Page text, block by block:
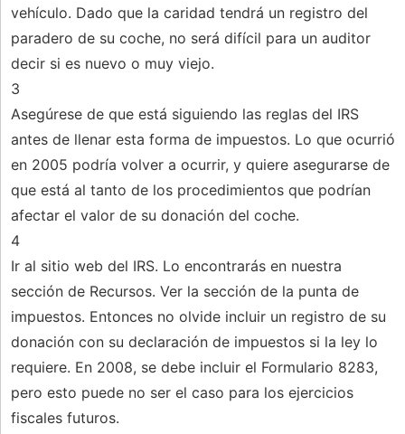
vehículo. Dado que la caridad tendrá un registro del
paradero de su coche, no será difícil para un auditor
decir si es nuevo o muy viejo.
3
Asegúrese de que está siguiendo las reglas del IRS
antes de llenar esta forma de impuestos. Lo que ocurrió
en 2005 podría volver a ocurrir, y quiere asegurarse de
que está al tanto de los procedimientos que podrían
afectar el valor de su donación del coche.
4
Ir al sitio web del IRS. Lo encontrarás en nuestra
sección de Recursos. Ver la sección de la punta de
impuestos. Entonces no olvide incluir un registro de su
donación con su declaración de impuestos si la ley lo
requiere. En 2008, se debe incluir el Formulario 8283,
pero esto puede no ser el caso para los ejercicios
fiscales futuros.